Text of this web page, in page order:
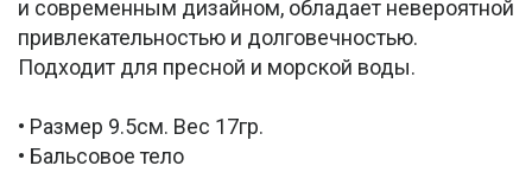
и современным дизайном, обладает невероятной
привлекательностью и долговечностью.
Подходит для пресной и морской воды.
• Размер 9.5см. Вес 17гр.
• Бальсовое тело